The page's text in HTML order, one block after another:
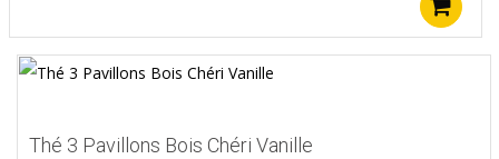
Thé 3 Pavillons Bois Chéri Vanille